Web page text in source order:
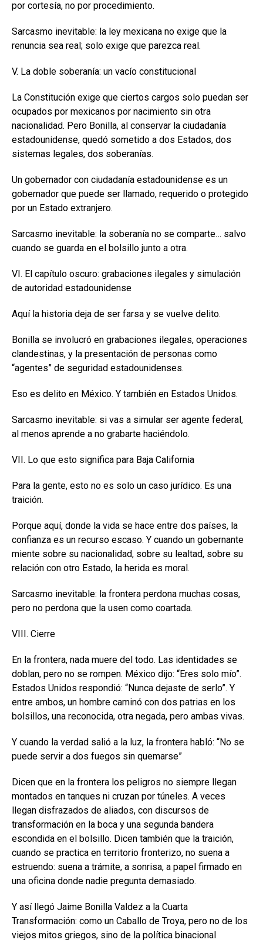
por cortesía, no por procedimiento.
Sarcasmo inevitable: la ley mexicana no exige que la
renuncia sea real; solo exige que parezca real.
V. La doble soberanía: un vacío constitucional
La Constitución exige que ciertos cargos solo puedan ser
ocupados por mexicanos por nacimiento sin otra
nacionalidad. Pero Bonilla, al conservar la ciudadanía
estadounidense, quedó sometido a dos Estados, dos
sistemas legales, dos soberanías.
Un gobernador con ciudadanía estadounidense es un
gobernador que puede ser llamado, requerido o protegido
por un Estado extranjero.
Sarcasmo inevitable: la soberanía no se comparte… salvo
cuando se guarda en el bolsillo junto a otra.
VI. El capítulo oscuro: grabaciones ilegales y simulación
de autoridad estadounidense
Aquí la historia deja de ser farsa y se vuelve delito.
Bonilla se involucró en grabaciones ilegales, operaciones
clandestinas, y la presentación de personas como
“agentes” de seguridad estadounidenses.
Eso es delito en México. Y también en Estados Unidos.
Sarcasmo inevitable: si vas a simular ser agente federal,
al menos aprende a no grabarte haciéndolo.
VII. Lo que esto significa para Baja California
Para la gente, esto no es solo un caso jurídico. Es una
traición.
Porque aquí, donde la vida se hace entre dos países, la
confianza es un recurso escaso. Y cuando un gobernante
miente sobre su nacionalidad, sobre su lealtad, sobre su
relación con otro Estado, la herida es moral.
Sarcasmo inevitable: la frontera perdona muchas cosas,
pero no perdona que la usen como coartada.
VIII. Cierre
En la frontera, nada muere del todo. Las identidades se
doblan, pero no se rompen. México dijo: “Eres solo mío”.
Estados Unidos respondió: “Nunca dejaste de serlo”. Y
entre ambos, un hombre caminó con dos patrias en los
bolsillos, una reconocida, otra negada, pero ambas vivas.
Y cuando la verdad salió a la luz, la frontera habló: “No se
puede servir a dos fuegos sin quemarse”
Dicen que en la frontera los peligros no siempre llegan
montados en tanques ni cruzan por túneles. A veces
llegan disfrazados de aliados, con discursos de
transformación en la boca y una segunda bandera
escondida en el bolsillo. Dicen también que la traición,
cuando se practica en territorio fronterizo, no suena a
estruendo: suena a trámite, a sonrisa, a papel firmado en
una oficina donde nadie pregunta demasiado.
Y así llegó Jaime Bonilla Valdez a la Cuarta
Transformación: como un Caballo de Troya, pero no de los
viejos mitos griegos, sino de la política binacional